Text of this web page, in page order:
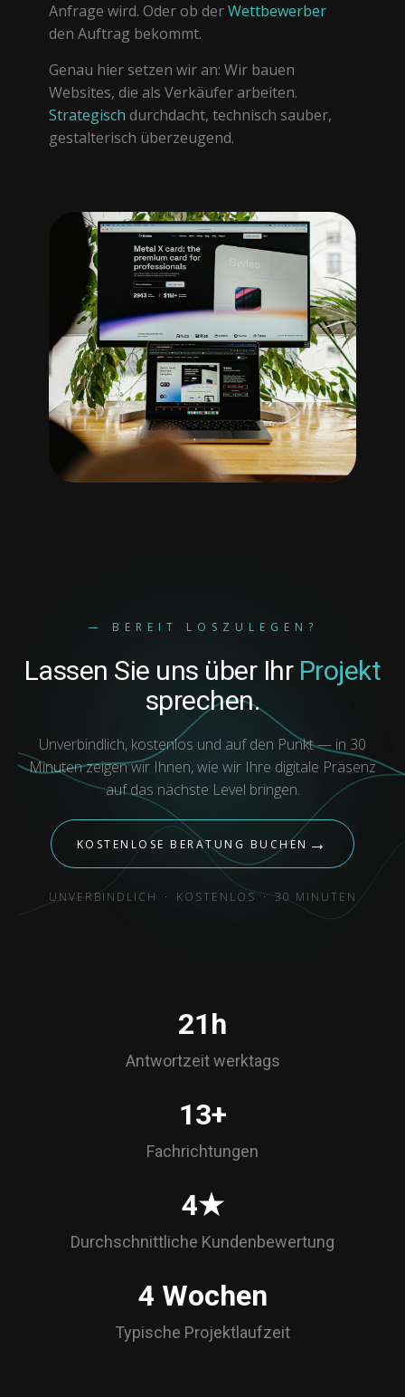
Anfrage wird. Oder ob derWettbewerber
den Auftrag bekommt.
Genau hier setzen wir an: Wir bauen
Websites, die als Verkäufer arbeiten.
Strategisch durchdacht, technisch sauber,
gestalterisch überzeugend.
— BEREIT LOSZULEGEN?
Lassen Sie uns über Ihr Projekt
sprechen.
Unverbindlich, kostenlos und auf den Punkt — in 30
Minuten zeigen wir Ihnen, wie wir Ihre digitale Präsenz
auf das nächste Level bringen.
KOSTENLOSE BERATUNG BUCHEN →
UNVERBINDLICH · KOSTENLOS · 30 MINUTEN
24h
Antwortzeit werktags
15+
Fachrichtungen
5★
Durchschnittliche Kundenbewertung
4 Wochen
Typische Projektlaufzeit